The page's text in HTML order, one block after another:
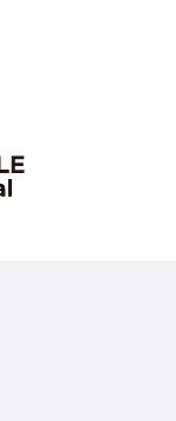
Inc.